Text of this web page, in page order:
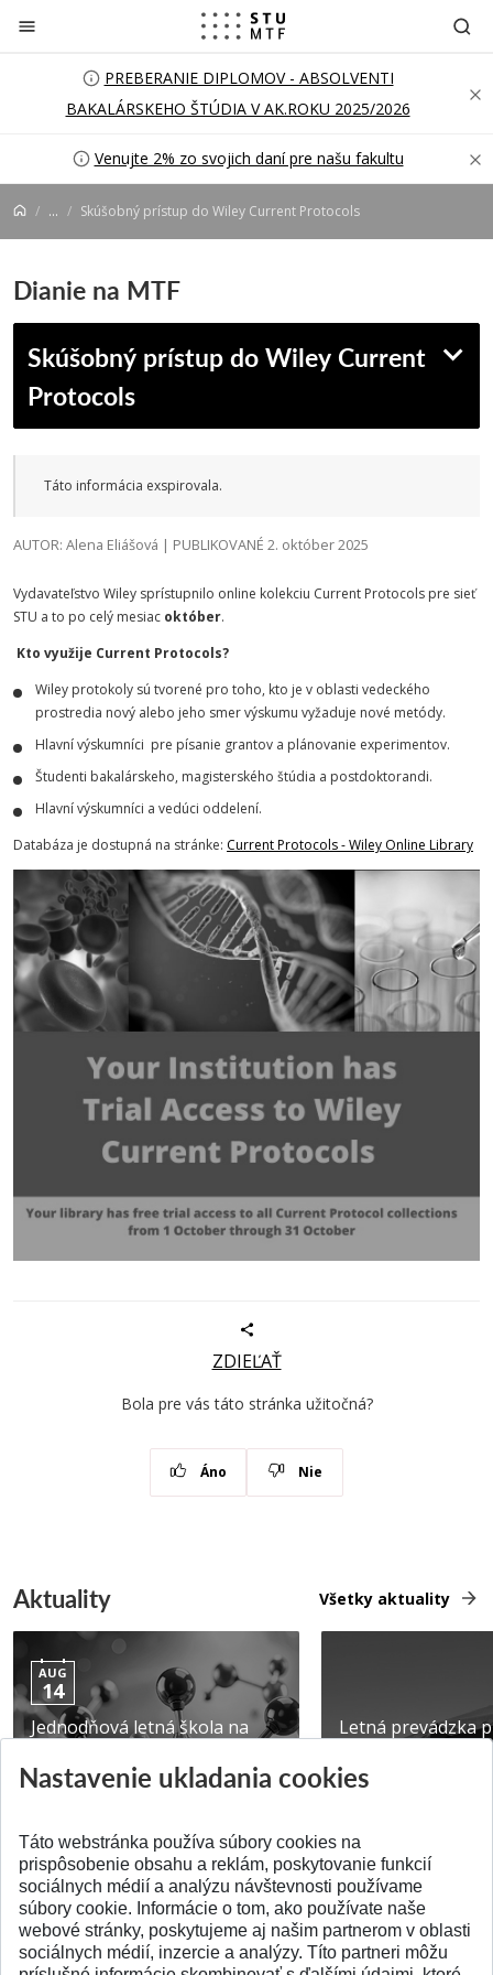
Prejsť na obsah
PREBERANIE DIPLOMOV - ABSOLVENTI
BAKALÁRSKEHO ŠTÚDIA V AK.ROKU 2025/2026
Venujte 2% zo svojich daní pre našu fakultu
... Skúšobný prístup do Wiley Current Protocols
Dianie na MTF
Skúšobný prístup do Wiley Current
Protocols
Táto informácia exspirovala.
AUTOR: Alena Eliášová | PUBLIKOVANÉ 2. október 2025
Vydavateľstvo Wiley sprístupnilo online kolekciu Current Protocols pre sieť
STU a to po celý mesiac október.
Kto využije Current Protocols?
Wiley protokoly sú tvorené pro toho, kto je v oblasti vedeckého
prostredia nový alebo jeho smer výskumu vyžaduje nové metódy.
Hlavní výskumníci pre písanie grantov a plánovanie experimentov.
Študenti bakalárskeho, magisterského štúdia a postdoktorandi.
Hlavní výskumníci a vedúci oddelení.
Databáza je dostupná na stránke: Current Protocols - Wiley Online Library
ZDIEĽAŤ
Bola pre vás táto stránka užitočná?
Áno Nie
Aktuality Všetky aktuality
AUG
14
Jednodňová letná škola na
Pridané 28.07.2026
Letná prevádzka
Pridané 23.06.2026
SPÄŤ NA VRCH
Nastavenie ukladania cookies
Táto webstránka používa súbory cookies na
prispôsobenie obsahu a reklám, poskytovanie funkcií
sociálnych médií a analýzu návštevnosti používame
súbory cookie. Informácie o tom, ako používate naše
webové stránky, poskytujeme aj našim partnerom v oblasti
sociálnych médií, inzercie a analýzy. Títo partneri môžu